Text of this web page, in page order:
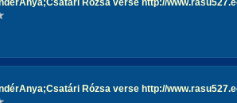
Rózsa verse http://
Rózsa verse http://